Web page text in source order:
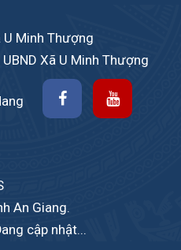
U Minh Thượng
Xã U Minh Thượng
An Giang.
cập nhật...